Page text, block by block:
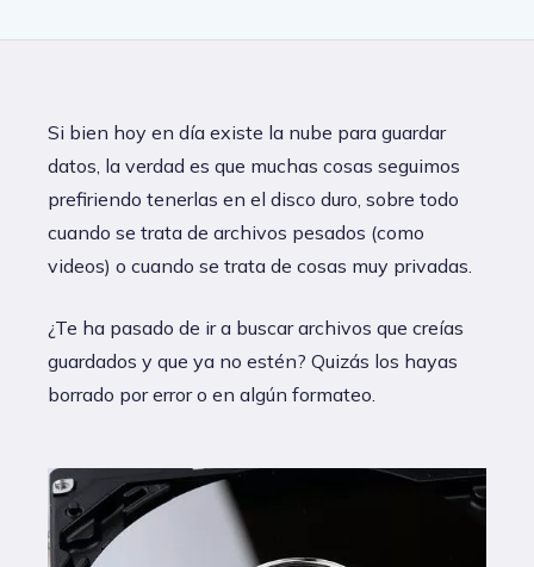
Si bien hoy en día existe la nube para guardar
datos, la verdad es que muchas cosas seguimos
prefiriendo tenerlas en el disco duro, sobre todo
cuando se trata de archivos pesados (como
videos) o cuando se trata de cosas muy privadas.
¿Te ha pasado de ir a buscar archivos que creías
guardados y que ya no estén? Quizás los hayas
borrado por error o en algún formateo.